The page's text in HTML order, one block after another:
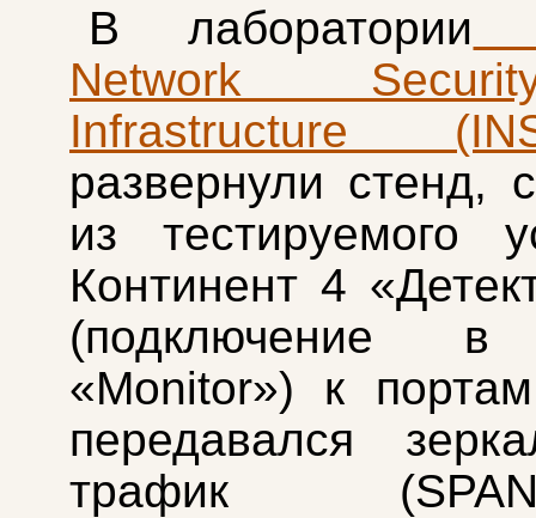
В лаборатории
Network
Infrastructure
развернули стенд,
из тестируемого
Континент 4
(подключение
«Monitor») к портам
передавался
трафик